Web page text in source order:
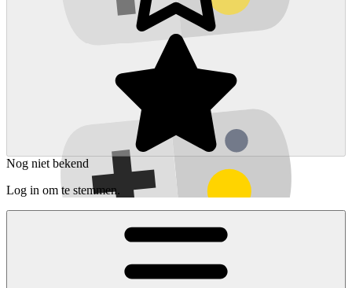
Nog niet bekend
Log in om te stemmen.